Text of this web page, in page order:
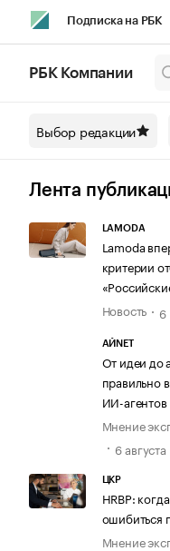
Подписка на РБК
Спецпроекты СПб
Технологии и
РБК Компании
Выбор редакции
Лента
LAMODA
Lamoda
критерии
Новость
6
АЙNET
От идеи до
правильно
ИИ-агентов
Мнение
6
ЦКР
HRBP:
ошибиться
Мнение